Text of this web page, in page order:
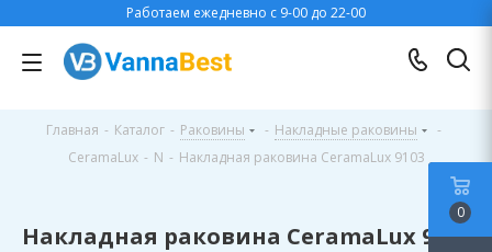
Работаем ежедневно с 9-00 до 22-00
Главная - Каталог - Раковины - Накладные раковины
-
CeramaLux - N - Накладная раковина CeramaLux 9103
Накладная раковина CeramaLux 9103
0